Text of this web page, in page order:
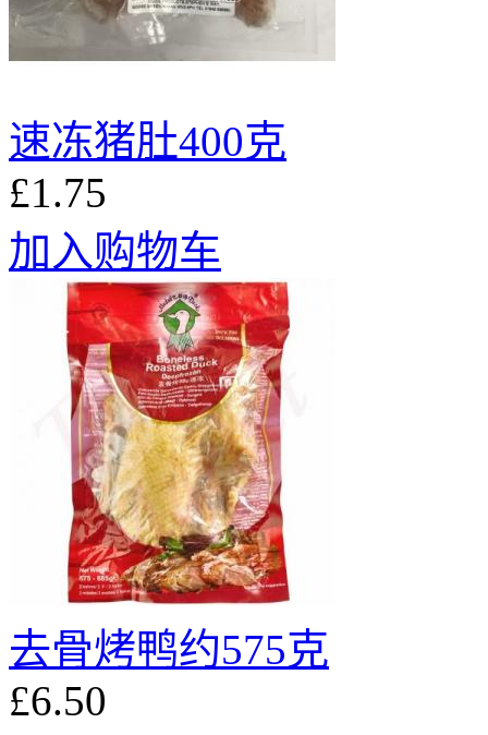
速冻猪肚400克
£1.75
加入购物车
去骨烤鸭约575克
£6.50